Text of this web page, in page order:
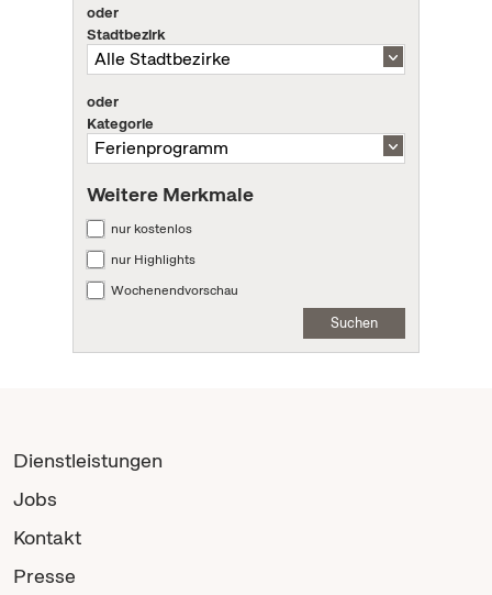
oder
Stadtbezirk
oder
Kategorie
Weitere Merkmale
nur kostenlos
nur Highlights
Wochenendvorschau
Suchen
Dienstleistungen
Jobs
Kontakt
Presse